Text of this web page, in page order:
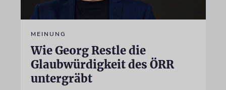
MEINUNG
Wie Georg Restle die
Glaubwürdigkeit des ÖRR
untergräbt